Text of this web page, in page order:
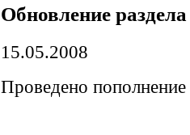
Обновление
15.05.2008
Проведено